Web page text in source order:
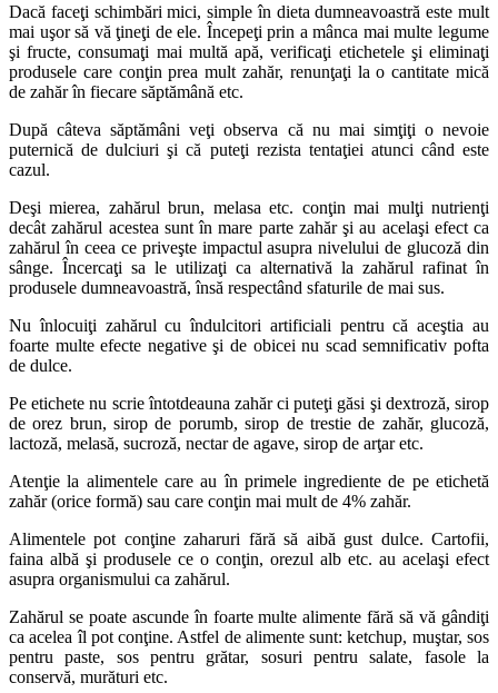
Dacă faceţi schimbări mici, simple în dieta dumneavoastră este mult
mai uşor să vă ţineţi de ele. Începeţi prin a mânca mai multe legume
şi fructe, consumaţi mai multă apă, verificaţi etichetele şi eliminaţi
produsele care conţin prea mult zahăr, renunţaţi la o cantitate mică
de zahăr în fiecare săptămână etc.
După câteva săptămâni veţi observa că nu mai simţiţi o nevoie
puternică de dulciuri şi că puteţi rezista tentaţiei atunci când este
cazul.
Deşi mierea, zahărul brun, melasa etc. conţin mai mulţi nutrienţi
decât zahărul acestea sunt în mare parte zahăr şi au acelaşi efect ca
zahărul în ceea ce priveşte impactul asupra nivelului de glucoză din
sânge. Încercaţi sa le utilizaţi ca alternativă la zahărul rafinat în
produsele dumneavoastră, însă respectând sfaturile de mai sus.
Nu înlocuiţi zahărul cu îndulcitori artificiali pentru că aceştia au
foarte multe efecte negative şi de obicei nu scad semnificativ pofta
de dulce.
Pe etichete nu scrie întotdeauna zahăr ci puteţi găsi şi dextroză, sirop
de orez brun, sirop de porumb, sirop de trestie de zahăr, glucoză,
lactoză, melasă, sucroză, nectar de agave, sirop de arţar etc.
Atenţie la alimentele care au în primele ingrediente de pe etichetă
zahăr (orice formă) sau care conţin mai mult de 4% zahăr.
Alimentele pot conţine zaharuri fără să aibă gust dulce. Cartofii,
faina albă şi produsele ce o conţin, orezul alb etc. au acelaşi efect
asupra organismului ca zahărul.
Zahărul se poate ascunde în foarte multe alimente fără să vă gândiţi
ca acelea îl pot conţine. Astfel de alimente sunt: ketchup, muştar, sos
pentru paste, sos pentru grătar, sosuri pentru salate, fasole la
conservă, murături etc.